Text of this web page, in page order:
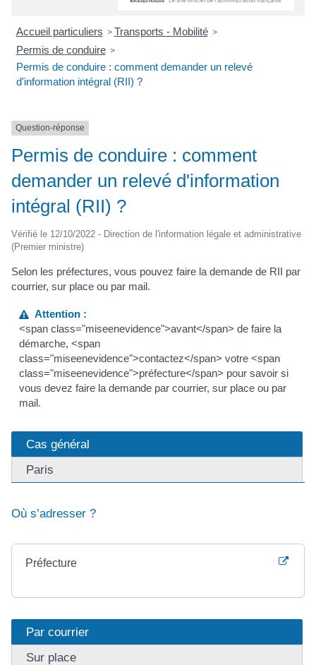
Accueil particuliers > Transports - Mobilité >
Permis de conduire >
Permis de conduire : comment demander un relevé
d'information intégral (RII) ?
Question-réponse
Permis de conduire : comment
demander un relevé d'information
intégral (RII) ?
Vérifié le 12/10/2022 - Direction de l'information légale et administrative
(Premier ministre)
Selon les préfectures, vous pouvez faire la demande de RII par
courrier, sur place ou par mail.
Attention :
<span class="miseenevidence">avant</span> de faire la
démarche, <span
class="miseenevidence">contactez</span> votre <span
class="miseenevidence">préfecture</span> pour savoir si
vous devez faire la demande par courrier, sur place ou par
mail.
Cas général
Paris
Où s’adresser ?
Préfecture
Par courrier
Sur place